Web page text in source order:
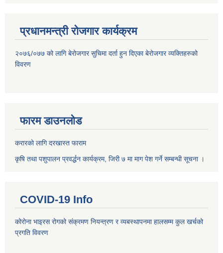
प्रधानमन्त्री रोजगार कार्यक्रम
२०७६/०७७ को लागि बेरोजगार सुचिमा दर्ता हुन दिएका बेरोजगार व्यक्तिहरुको
विवरण
फारम डाउनलोड
करारको लागि दरखास्त फाराम
कृषि तथा पशुपालन प्रवर्द्धन कार्यक्रम, जिरी ७ मा माग पेश गर्ने सम्बन्धी सूचना ।
COVID-19 Info
कोरोना भाइरस रोगको संक्रमण नियन्त्रण र व्यबस्थापनमा हालसम्म कुल खर्चको
प्रगति विवरण